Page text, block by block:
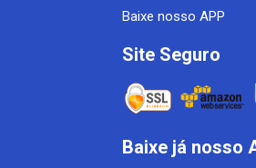
Baixe nosso APP
Site Seguro
Baixe já nosso